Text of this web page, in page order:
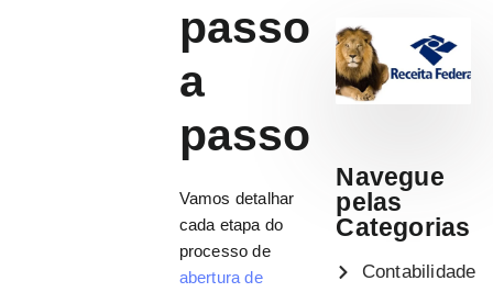
passo
a
passo
Vamos detalhar
cada etapa do
processo de
abertura de
Navegue
pelas
Categorias
Contabilidade